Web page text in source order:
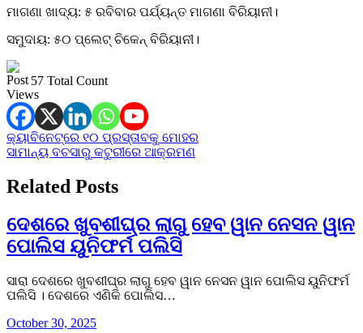
ମାଗଣା ଖାଦ୍ୟ: ୫ ରବିବାର ପର୍ଯ୍ୟନ୍ତ ମାଗଣା ବିରିୟାନୀ।
ସମୁଦାୟ: ୫୦ ପ୍ଲେଟ୍ ଚିକେନ୍ ବିରିୟାନୀ।
57 Total Count
Post
navigation
କ୍ୟାବିନେଟ୍‌ରେ ୧୦ ପ୍ରସ୍ତାବକୁ ମୋହର
ସାମାନ୍ୟ ବଚସାରୁ କଟୁରୀରେ ଆକ୍ରମଣ
Related Posts
ଦେଶରେ ଖୁବଶୀଘ୍ର ଲାଗୁ ହେବ ୱାନ ନେସନ ୱାନ
ପୋଲିସ ୟୁନିଫର୍ମ ପଲିସି
ସାରା ଦେଶରେ ଖୁବଶୀଘ୍ର ଲାଗୁ ହେବ ୱାନ ନେସନ ୱାନ ପୋଲିସ ୟୁନିଫର୍ମ
ପଲିସି । ଦେଶରେ ଏଣିକି ପୋଲିସ…
October 30, 2025